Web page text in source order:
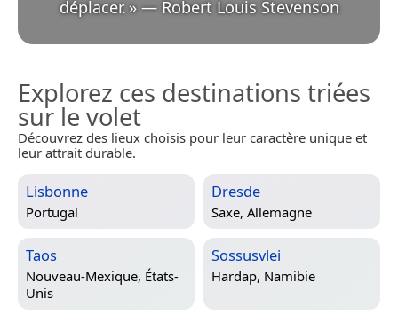
déplacer. » — Robert Louis Stevenson
Explorez ces destinations triées
sur le volet
Découvrez des lieux choisis pour leur caractère unique et
leur attrait durable.
Lisbonne
Portugal
Dresde
Saxe, Allemagne
Taos
Nouveau-Mexique, États-
Unis
Sossusvlei
Hardap, Namibie